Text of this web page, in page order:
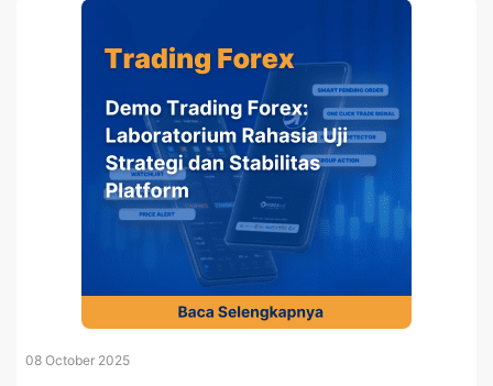
08 October 2025